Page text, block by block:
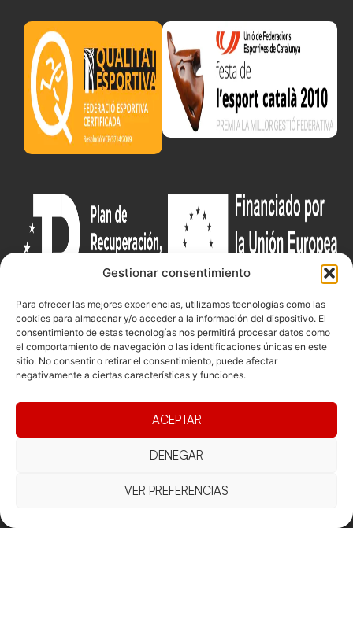
Gestionar consentimiento
Para ofrecer las mejores experiencias, utilizamos tecnologías como las
cookies para almacenar y/o acceder a la información del dispositivo. El
consentimiento de estas tecnologías nos permitirá procesar datos como
el comportamiento de navegación o las identificaciones únicas en este
sitio. No consentir o retirar el consentimiento, puede afectar
negativamente a ciertas características y funciones.
ACEPTAR
DENEGAR
VER PREFERENCIAS
Federació
Competicions
Competiciones
Pista
Vólei neu
Documentacio
Funcionament
Eleccions
Contacte
Carrer de les
16, 5ºC,